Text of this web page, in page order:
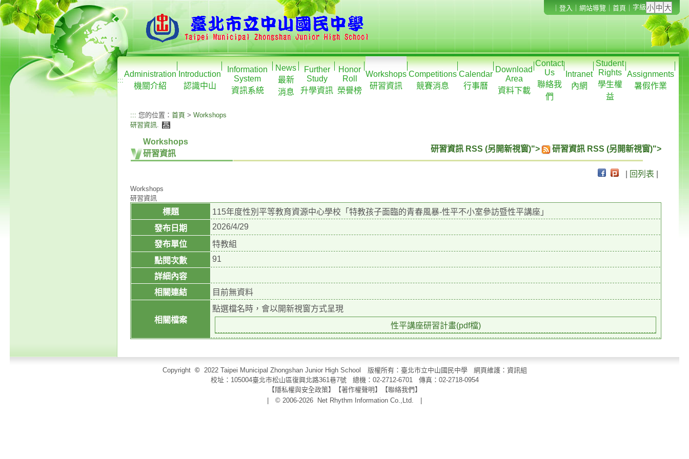
登入 網站導覽 首頁 字級
:::
Administration
機關介紹
Introduction
認識中山
Information
System
資訊系統
News
最新
消息
Further
Study
升學資訊
Honor
Roll
榮譽榜
Workshops
研習資訊
Competitions
競賽消息
Calendar
行事曆
Download
Area
資料下載
Contact
Us
聯絡我
們
Intranet
內網
Student
Rights
學生權
益
Assignments
暑假作業
::: 您的位置： 首頁 > Workshops
研習資訊.
Workshops
研習資訊
研習資訊 RSS (另開新視窗)"> 研習資訊 RSS (另開新視窗)">
回列表
Workshops
研習資訊
標題
115年度性別平等教育資源中心學校「特教孩子面臨的青春風暴-性平不小室參訪暨性平講座」
發布日期
2026/4/29
發布單位
特教組
點閱次數
91
詳細內容
相關連結
目前無資料
相關檔案
點選檔名時，會以開新視窗方式呈現
性平講座研習計畫(pdf檔)
Copyright © 2022 Taipei Municipal Zhongshan Junior High School 版權所有：臺北市立中山國民中學 網頁維護：資訊組
校址：105004臺北市松山區復興北路361巷7號 總機：02-2712-6701 傳真： 02-2718-0954
【隱私權與安全政策】【著作權聲明 】 【聯絡我們 】
| © 2006-2026
Net Rhythm Information Co.,Ltd.